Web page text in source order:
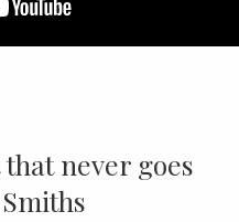
never goes